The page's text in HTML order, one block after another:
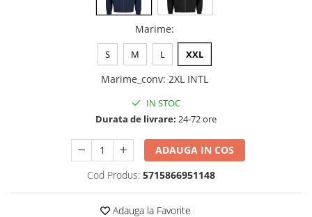
Marime:
S M L XXL
Marime_conv: 2XL INTL
IN STOC
Durata de livrare: 24-72 ore
ADAUGA IN COS
Cod Produs: 5715866951148
Adauga la Favorite